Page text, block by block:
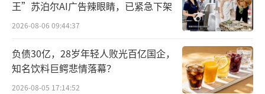
医”的局面；另一方面，在保健市场主流渠道
被严格管控的情况下不法分子无处遁形，于是
悄悄转向更为隐蔽的灰色地带，这种新局面极
大地考验着监管系统的决心和能力，此刻严肃
王”苏泊尔AI广告辣眼睛，已紧急下架
2026-08-06 09:44:37
负债30亿，28岁年轻人败光百亿国企，
知名饮料巨鳄悲情落幕？
2026-08-05 17:14:52